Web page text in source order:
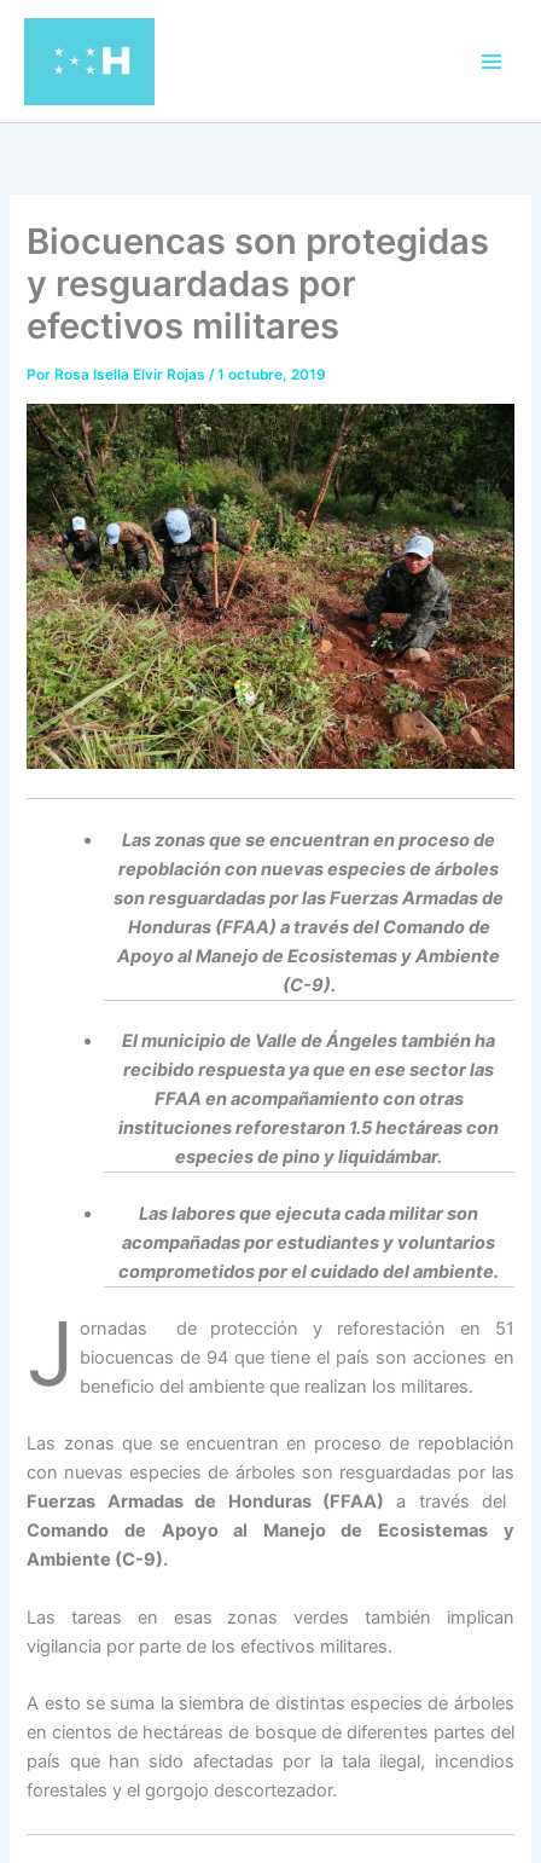
contenido
Biocuencas son protegidas
y resguardadas por
efectivos militares
Por Rosa Isella Elvir Rojas/1 octubre, 2019
Las zonas que se encuentran en proceso de
repoblación con nuevas especies de árboles
son resguardadas por las Fuerzas Armadas de
Honduras (FFAA) a través del Comando de
Apoyo al Manejo de Ecosistemas y Ambiente
(C-9).
El municipio de Valle de Ángeles también ha
recibido respuesta ya que en ese sector las
FFAA en acompañamiento con otras
instituciones reforestaron 1.5 hectáreas con
especies de pino y liquidámbar.
Las labores que ejecuta cada militar son
acompañadas por estudiantes y voluntarios
comprometidos por el cuidado del ambiente.
J
ornadas de protección y reforestación en 51
biocuencas de 94 que tiene el país son acciones en
beneficio del ambiente que realizan los militares.
Las zonas que se encuentran en proceso de repoblación
con nuevas especies de árboles son resguardadas por las
Fuerzas Armadas de Honduras (FFAA) a través del
Comando de Apoyo al Manejo de Ecosistemas y
Ambiente (C-9).
Las tareas en esas zonas verdes también implican
vigilancia por parte de los efectivos militares.
A esto se suma la siembra de distintas especies de árboles
en cientos de hectáreas de bosque de diferentes partes del
país que han sido afectadas por la tala ilegal, incendios
forestales y el gorgojo descortezador.